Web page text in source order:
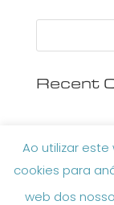
Recent
Design
Ao utilizar
cookies para
web dos